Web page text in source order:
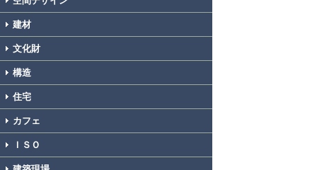
建材
文化財
構造
住宅
カフェ
ＩＳＯ